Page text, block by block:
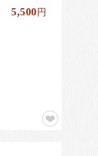
5,500円